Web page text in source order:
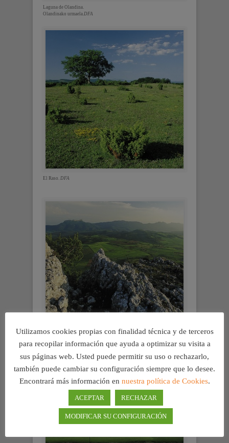
Laguna de Olandina.
Olandinako urmaela.DFA
El Raso. DFA
Peña del Castillo.
Casillako muinoa. DFA
Utilizamos cookies propias con finalidad técnica y de terceros
para recopilar información que ayuda a optimizar su visita a
sus páginas web. Usted puede permitir su uso o rechazarlo,
también puede cambiar su configuración siempre que lo desee.
Encontrará más información en nuestra política de Cookies.
ACEPTAR RECHAZAR
MODIFICAR SU CONFIGURACIÓN